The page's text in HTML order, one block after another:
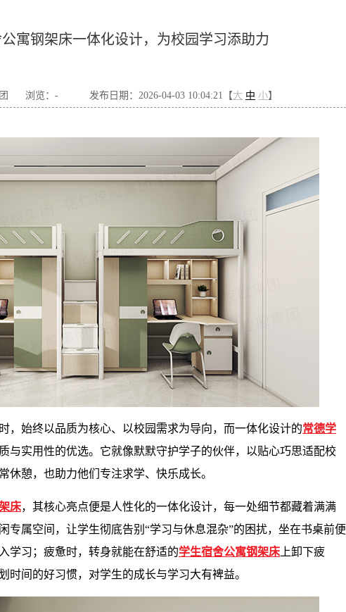
寓钢架床一体化设计，为校园学习添助力
浏览： - 发布日期：2026-04-03 10:04:21【大 中 小】
时，始终以品质为核心、以校园需求为导向，而一体化设计的常德学
与实用性的优选。它就像默默守护学子的伙伴，以贴心巧思适配校
休憩，也助力他们专注求学、快乐成长。
床，其核心亮点便是人性化的一体化设计，每一处细节都藏着满满
专属空间，让学生彻底告别“学习与休息混杂”的困扰，坐在书桌前便
学习；疲惫时，转身就能在舒适的学生宿舍公寓钢架床 上卸下疲
时间的好习惯，对学生的成长与学习大有裨益。